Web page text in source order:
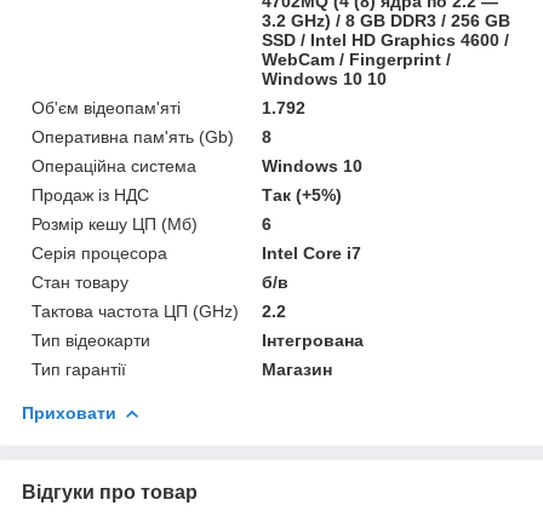
3.2 GHz) / 8 GB DDR3 / 256 GB
SSD / Intel HD Graphics 4600 /
WebCam / Fingerprint /
Windows 10 10
Об'єм відеопам'яті
1.792
Оперативна пам'ять (Gb)
8
Операційна система
Windows 10
Продаж із НДС
Так (+5%)
Розмір кешу ЦП (Мб)
6
Серія процесора
Intel Core i7
Стан товару
б/в
Тактова частота ЦП (GHz)
2.2
Тип відеокарти
Інтегрована
Тип гарантії
Магазин
Приховати
Відгуки про товар